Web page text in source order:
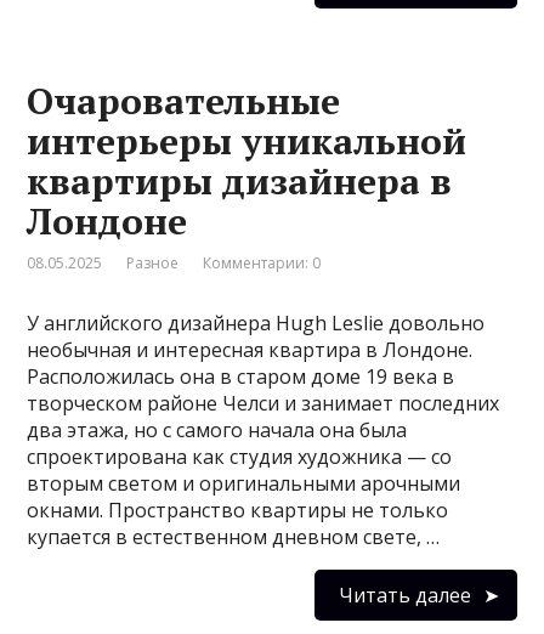
Очаровательные
интерьеры уникальной
квартиры дизайнера в
Лондоне
08.05.2025 Разное Комментарии: 0
У английского дизайнера Hugh Leslie довольно
необычная и интересная квартира в Лондоне.
Расположилась она в старом доме 19 века в
творческом районе Челси и занимает последних
два этажа, но с самого начала она была
спроектирована как студия художника — со
вторым светом и оригинальными арочными
окнами. Пространство квартиры не только
купается в естественном дневном свете, …
Читать далее